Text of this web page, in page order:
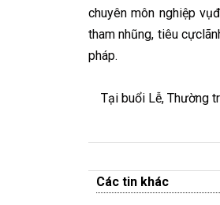
chuyên môn nghiệp
tham nhũng, tiêu
pháp.
Tại buổi Lễ, Thường
Các tin khác